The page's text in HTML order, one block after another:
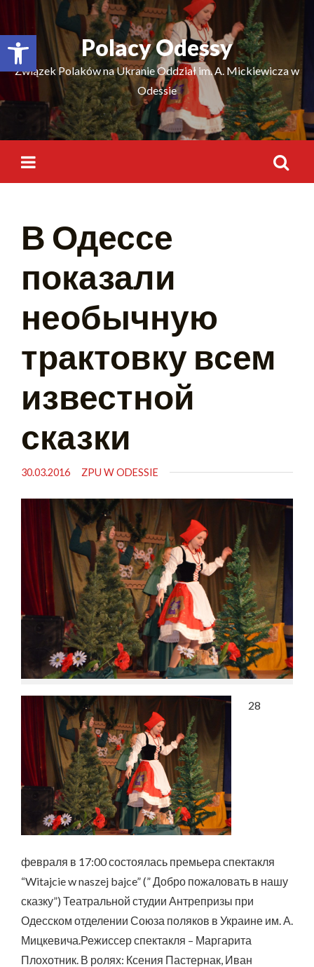
Відкрити Панель інструментівPolacy Odessy
Związek Polaków na Ukranie Oddział im. A. Mickiewicza w
Odessie
В Одессе
показали
необычную
трактовку всем
известной
сказки
30.03.2016 ZPU W ODESSIE
28
февраля в 17:00 состоялась премьера спектакля
“Witajcie w naszej bajce” (” Добро пожаловать в нашу
сказку”) Театральной студии Антрепризы при
Одесском отделении Союза поляков в Украине им. А.
Мицкевича.Режиссер спектакля – Маргарита
Плохотник. В ролях: Ксения Пастернак, Иван